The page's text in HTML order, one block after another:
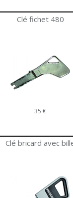
Clé fichet 480
35 €
Clé bricard avec